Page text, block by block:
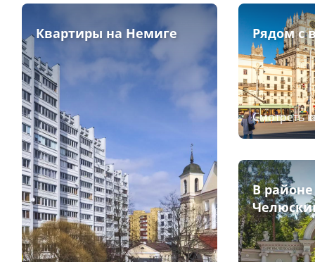
Квартиры на Немиге Рядом с
Смотреть
В